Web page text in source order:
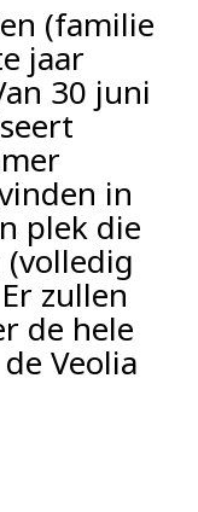
(familie
jaar
30 juni
in
plek die
zullen
de hele
Veolia